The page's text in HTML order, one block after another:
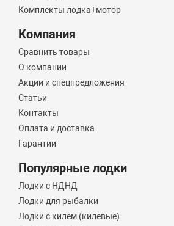
Комплекты лодка+мотор
Компания
Сравнить товары
О компании
Акции и спецпредложения
Статьи
Контакты
Оплата и доставка
Гарантии
Популярные лодки
Лодки с НДНД
Лодки для рыбалки
Лодки с килем (килевые)